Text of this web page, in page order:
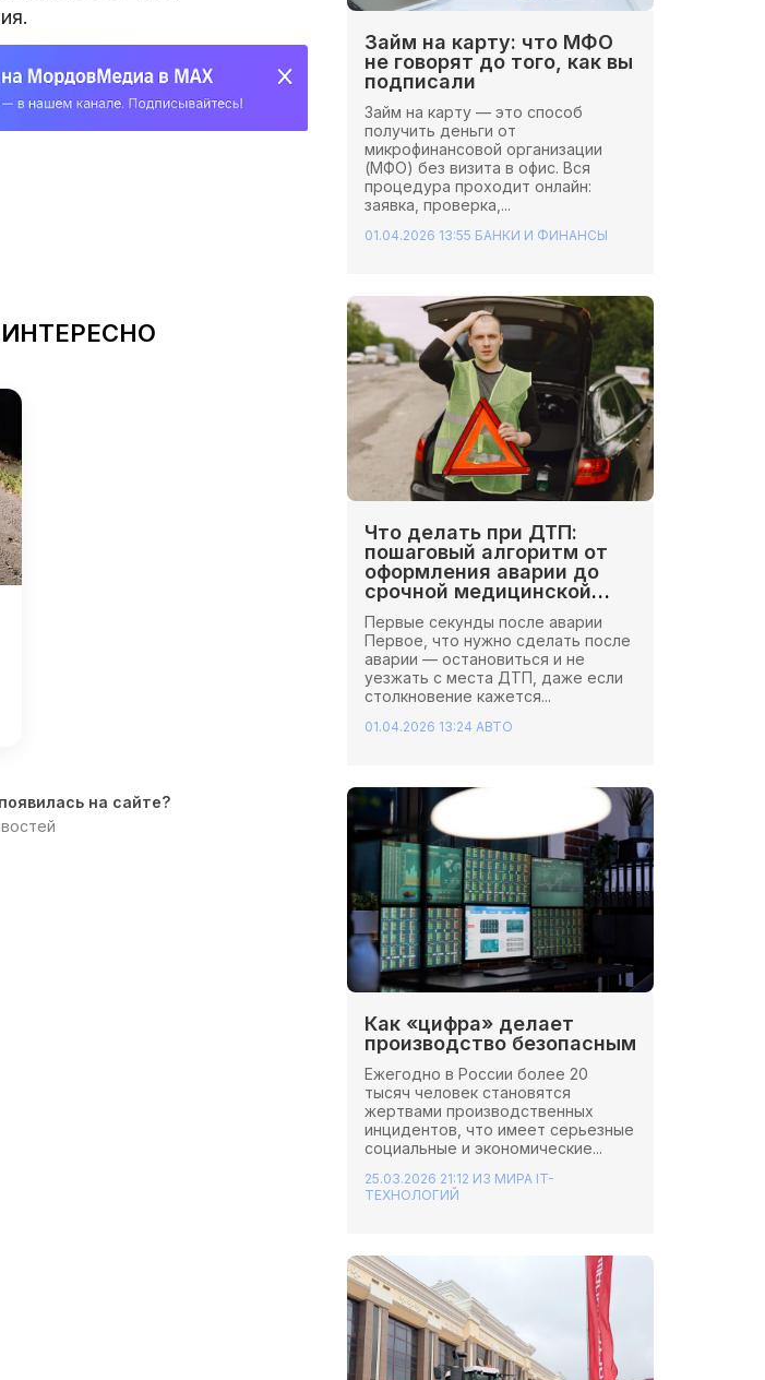
на сайте?
Займ на карту: что МФО
не говорят до того, как вы
подписали
Займ на карту — это способ
получить деньги от
микрофинансовой организации
(МФО) без визита в офис. Вся
процедура проходит онлайн:
заявка, проверка,...
01.04.2026 13:55 БАНКИ И ФИНАНСЫ
Что делать при ДТП:
пошаговый алгоритм от
оформления аварии до
срочной медицинской
помощи
Первые секунды после аварии
Первое, что нужно сделать после
аварии — остановиться и не
уезжать с места ДТП, даже если
столкновение кажется...
01.04.2026 13:24 АВТО
Как «цифра» делает
производство безопасным
Ежегодно в России более 20
тысяч человек становятся
жертвами производственных
инцидентов, что имеет серьезные
социальные и экономические...
25.03.2026 21:12 ИЗ МИРА IT-
ТЕХНОЛОГИЙ